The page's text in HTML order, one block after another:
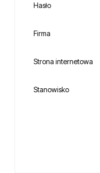
Hasło
Firma
Strona internetowa
Stanowisko